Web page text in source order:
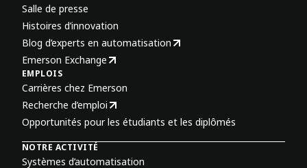
Salle de presse
Histoires d’innovation
Blog d’experts en automatisation
Emerson Exchange
EMPLOIS
Carrières chez Emerson
Recherche d’emploi
Opportunités pour les étudiants et les diplômés
NOTRE ACTIVITÉ
Systèmes d’automatisation